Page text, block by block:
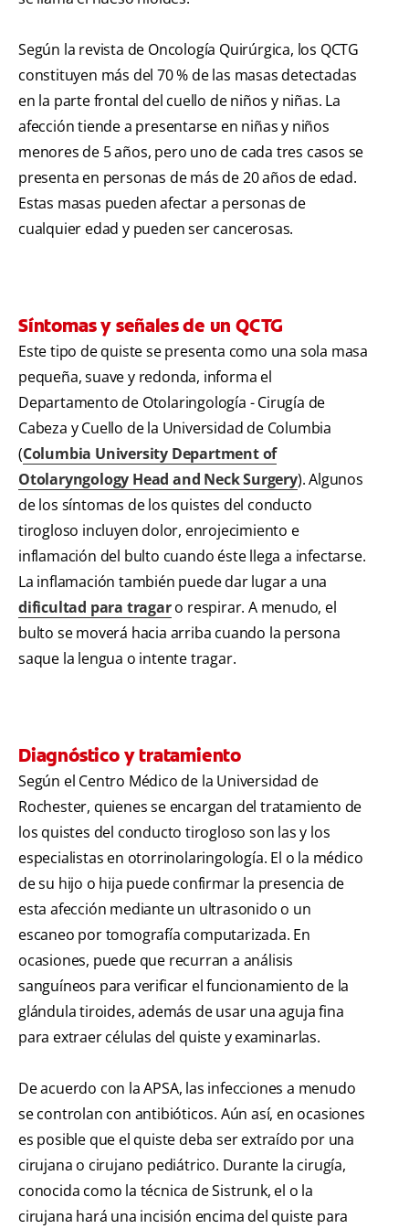
Según la revista de Oncología Quirúrgica, los QCTG
constituyen más del 70 % de las masas detectadas
en la parte frontal del cuello de niños y niñas. La
afección tiende a presentarse en niñas y niños
menores de 5 años, pero uno de cada tres casos se
presenta en personas de más de 20 años de edad.
Estas masas pueden afectar a personas de
cualquier edad y pueden ser cancerosas.
Síntomas y señales de un QCTG
Este tipo de quiste se presenta como una sola masa
pequeña, suave y redonda, informa el
Departamento de Otolaringología - Cirugía de
Cabeza y Cuello de la Universidad de Columbia
(Columbia University Department of
Otolaryngology Head and Neck Surgery). Algunos
de los síntomas de los quistes del conducto
tirogloso incluyen dolor, enrojecimiento e
inflamación del bulto cuando éste llega a infectarse.
La inflamación también puede dar lugar a una
dificultad para tragaro respirar. A menudo, el
bulto se moverá hacia arriba cuando la persona
saque la lengua o intente tragar.
Diagnóstico y tratamiento
Según el Centro Médico de la Universidad de
Rochester, quienes se encargan del tratamiento de
los quistes del conducto tirogloso son las y los
especialistas en otorrinolaringología. El o la médico
de su hijo o hija puede confirmar la presencia de
esta afección mediante un ultrasonido o un
escaneo por tomografía computarizada. En
ocasiones, puede que recurran a análisis
sanguíneos para verificar el funcionamiento de la
glándula tiroides, además de usar una aguja fina
para extraer células del quiste y examinarlas.
De acuerdo con la APSA, las infecciones a menudo
se controlan con antibióticos. Aún así, en ocasiones
es posible que el quiste deba ser extraído por una
cirujana o cirujano pediátrico. Durante la cirugía,
conocida como la técnica de Sistrunk, el o la
cirujana hará una incisión encima del quiste para